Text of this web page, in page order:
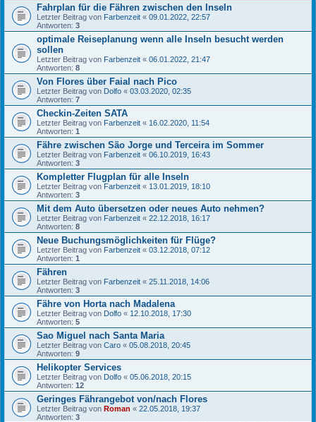
Fahrplan für die Fähren zwischen den Inseln
Letzter Beitrag von Farbenzeit « 09.01.2022, 22:57
Antworten: 3
optimale Reiseplanung wenn alle Inseln besucht werden
sollen
Letzter Beitrag von Farbenzeit « 06.01.2022, 21:47
Antworten: 8
Von Flores über Faial nach Pico
Letzter Beitrag von Dolfo « 03.03.2020, 02:35
Antworten: 7
Checkin-Zeiten SATA
Letzter Beitrag von Farbenzeit « 16.02.2020, 11:54
Antworten: 1
Fähre zwischen São Jorge und Terceira im Sommer
Letzter Beitrag von Farbenzeit « 06.10.2019, 16:43
Antworten: 3
Kompletter Flugplan für alle Inseln
Letzter Beitrag von Farbenzeit « 13.01.2019, 18:10
Antworten: 3
Mit dem Auto übersetzen oder neues Auto nehmen?
Letzter Beitrag von Farbenzeit « 22.12.2018, 16:17
Antworten: 8
Neue Buchungsmöglichkeiten für Flüge?
Letzter Beitrag von Farbenzeit « 03.12.2018, 07:12
Antworten: 1
Fähren
Letzter Beitrag von Farbenzeit « 25.11.2018, 14:06
Antworten: 3
Fähre von Horta nach Madalena
Letzter Beitrag von Dolfo « 12.10.2018, 17:30
Antworten: 5
Sao Miguel nach Santa Maria
Letzter Beitrag von Caro « 05.08.2018, 20:45
Antworten: 9
Helikopter Services
Letzter Beitrag von Dolfo « 05.06.2018, 20:15
Antworten: 12
Geringes Fährangebot von/nach Flores
Letzter Beitrag von Roman « 22.05.2018, 19:37
Antworten: 3